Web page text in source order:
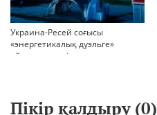
Украина-Ресей соғысы
«энергетикалық дуэльге»
айналып кетті
Пікір қалдыру (0)